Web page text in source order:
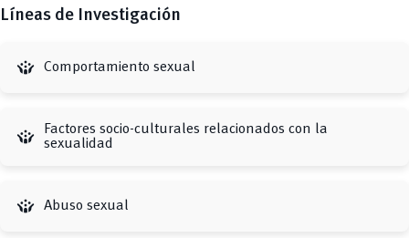
CEISH
Propiedad intelectual
Líneas de Investigación
crowdsource Comportamiento sexual
crowdsource
Factores socio-culturales relacionados con la
sexualidad
crowdsource Abuso sexual